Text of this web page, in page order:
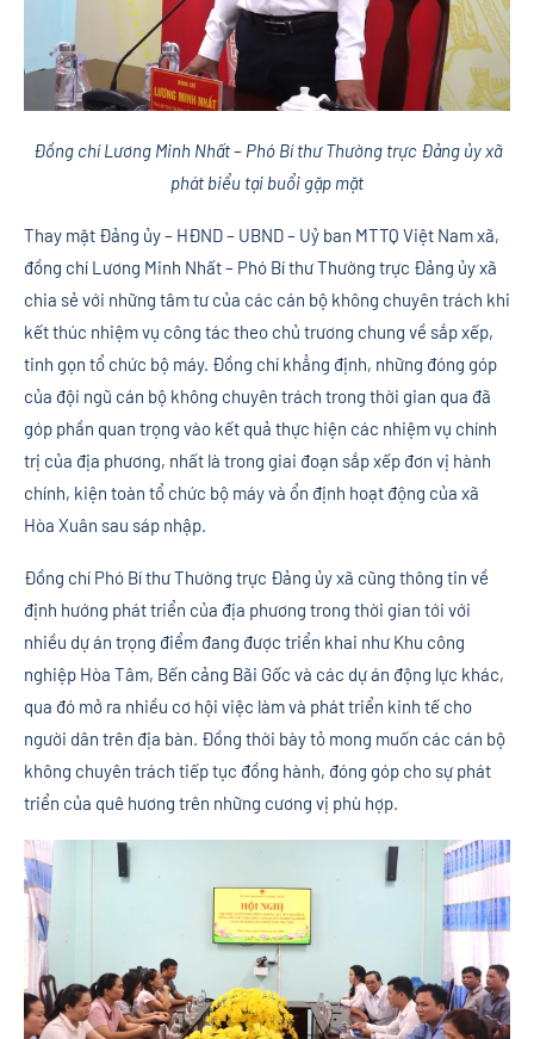
Đồng chí Lương Minh Nhất – Phó Bí thư Thường trực Đảng ủy xã
phát biểu tại buổi gặp mặt
Thay mặt Đảng ủy – HĐND – UBND – Uỷ ban MTTQ Việt Nam xã,
đồng chí Lương Minh Nhất – Phó Bí thư Thường trực Đảng ủy xã
chia sẻ với những tâm tư của các cán bộ không chuyên trách khi
kết thúc nhiệm vụ công tác theo chủ trương chung về sắp xếp,
tinh gọn tổ chức bộ máy. Đồng chí khẳng định, những đóng góp
của đội ngũ cán bộ không chuyên trách trong thời gian qua đã
góp phần quan trọng vào kết quả thực hiện các nhiệm vụ chính
trị của địa phương, nhất là trong giai đoạn sắp xếp đơn vị hành
chính, kiện toàn tổ chức bộ máy và ổn định hoạt động của xã
Hòa Xuân sau sáp nhập.
Đồng chí Phó Bí thư Thường trực Đảng ủy xã cũng thông tin về
định hướng phát triển của địa phương trong thời gian tới với
nhiều dự án trọng điểm đang được triển khai như Khu công
nghiệp Hòa Tâm, Bến cảng Bãi Gốc và các dự án động lực khác,
qua đó mở ra nhiều cơ hội việc làm và phát triển kinh tế cho
người dân trên địa bàn. Đồng thời bày tỏ mong muốn các cán bộ
không chuyên trách tiếp tục đồng hành, đóng góp cho sự phát
triển của quê hương trên những cương vị phù hợp.